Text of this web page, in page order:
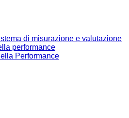
di misurazione e valutazione
performance
Performance